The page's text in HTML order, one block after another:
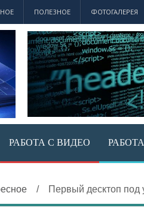
ПОЛЕЗНОЕ ФОТОГАЛЕРЕЯ
РАБОТА С ВИДЕО
/ Первый десктоп под